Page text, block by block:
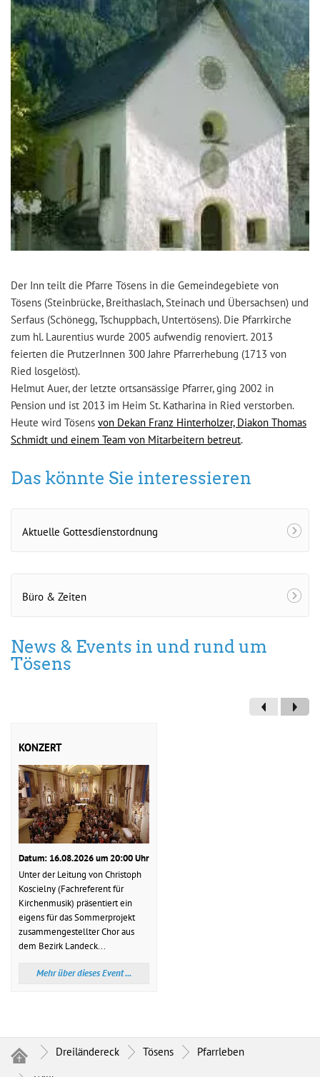
Der Inn teilt die Pfarre Tösens in die Gemeindegebiete von
Tösens (Steinbrücke, Breithaslach, Steinach und Übersachsen) und
Serfaus (Schönegg, Tschuppbach, Untertösens). Die Pfarrkirche
zum hl. Laurentius wurde 2005 aufwendig renoviert. 2013
feierten die PrutzerInnen 300 Jahre Pfarrerhebung (1713 von
Ried losgelöst).
Helmut Auer, der letzte ortsansässige Pfarrer, ging 2002 in
Pension und ist 2013 im Heim St. Katharina in Ried verstorben.
Heute wird Tösens von Dekan Franz Hinterholzer, Diakon Thomas
Schmidt und einem Team von Mitarbeitern betreut.
Das könnte Sie interessieren
Aktuelle Gottesdienstordnung
Büro & Zeiten
News & Events in und rund um
Tösens
KONZERT
Datum: 16.08.2026 um 20:00 Uhr
Unter der Leitung von Christoph
Koscielny (Fachreferent für
Kirchenmusik) präsentiert ein
eigens für das Sommerprojekt
zusammengestellter Chor aus
dem Bezirk Landeck...
Mehr über dieses Event ...
Dreiländereck Tösens Pfarrleben